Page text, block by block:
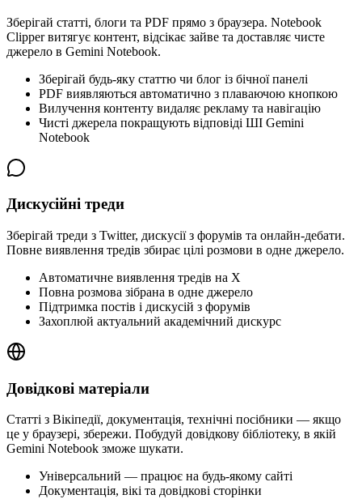
Зберігай статті, блоги та PDF прямо з браузера. Notebook
Clipper витягує контент, відсікає зайве та доставляє чисте
джерело в Gemini Notebook.
Зберігай будь-яку статтю чи блог із бічної панелі
PDF виявляються автоматично з плаваючою кнопкою
Вилучення контенту видаляє рекламу та навігацію
Чисті джерела покращують відповіді ШІ Gemini
Notebook
Дискусійні треди
Зберігай треди з Twitter, дискусії з форумів та онлайн-дебати.
Повне виявлення тредів збирає цілі розмови в одне джерело.
Автоматичне виявлення тредів на X
Повна розмова зібрана в одне джерело
Підтримка постів і дискусій з форумів
Захоплюй актуальний академічний дискурс
Довідкові матеріали
Статті з Вікіпедії, документація, технічні посібники — якщо
це у браузері, збережи. Побудуй довідкову бібліотеку, в якій
Gemini Notebook зможе шукати.
Універсальний — працює на будь-якому сайті
Документація, вікі та довідкові сторінки